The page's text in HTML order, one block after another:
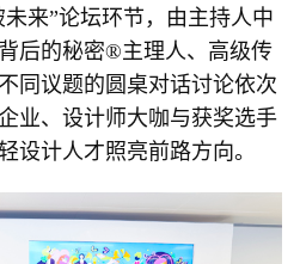
未来”论坛环节，由主持人中
后的秘密®主理人、高级传
同议题的圆桌对话讨论依次
业、设计师大咖与获奖选手
设计人才照亮前路方向。